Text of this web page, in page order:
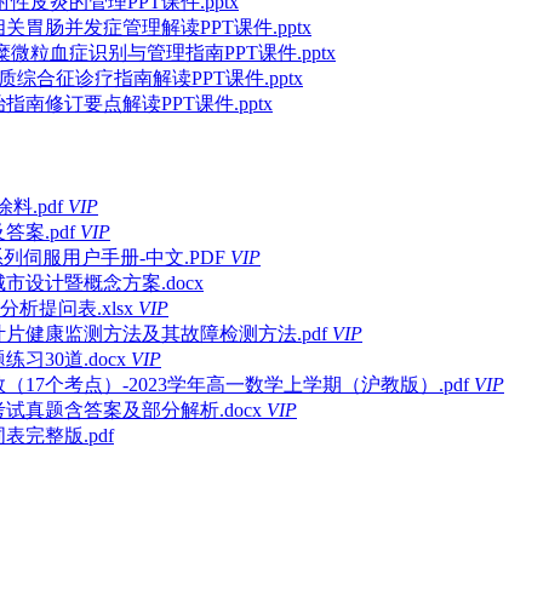
胃肠并发症管理解读PPT课件.pptx
微粒血症识别与管理指南PPT课件.pptx
综合征诊疗指南解读PPT课件.pptx
指南修订要点解读PPT课件.pptx
料.pdf VIP
答案.pdf VIP
伺服用户手册-中文.PDF VIP
设计暨概念方案.docx
析提问表.xlsx VIP
健康监测方法及其故障检测方法.pdf VIP
习30道.docx VIP
17个考点）-2023学年高一数学上学期（沪教版）.pdf VIP
真题含答案及部分解析.docx VIP
完整版.pdf